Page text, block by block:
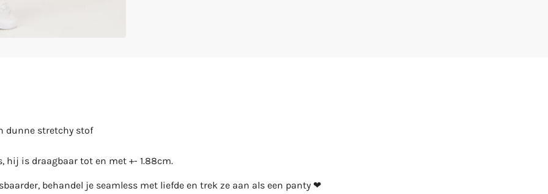
dunne stretchy stof
hij is draagbaar tot en met +- 1.88cm.
behandel je seamless met liefde en trek ze aan als een panty ❤